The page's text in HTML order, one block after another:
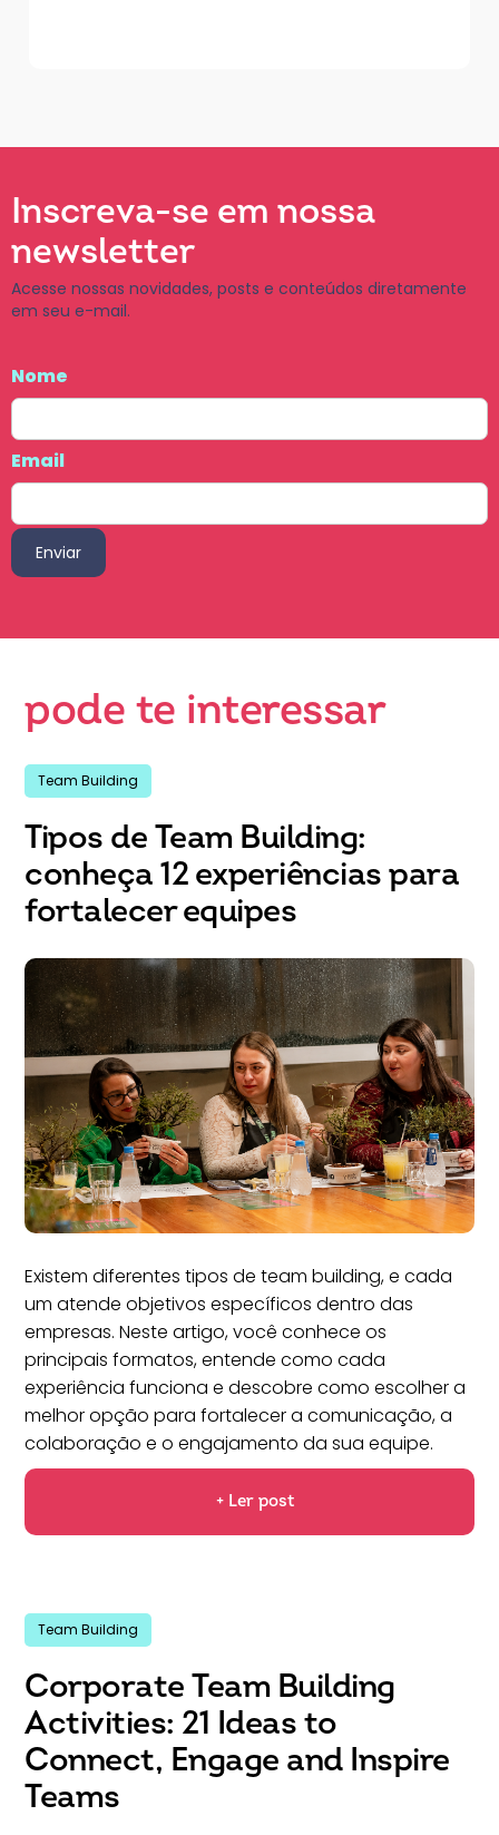
Inscreva-se em nossa
newsletter
Acesse nossas novidades, posts e conteúdos diretamente
em seu e-mail.
Nome
Email
pode te interessar
Team Building
Tipos de Team Building:
conheça 12 experiências para
fortalecer equipes
Existem diferentes tipos de team building, e cada
um atende objetivos específicos dentro das
empresas. Neste artigo, você conhece os
principais formatos, entende como cada
experiência funciona e descobre como escolher a
melhor opção para fortalecer a comunicação, a
colaboração e o engajamento da sua equipe.
+ Ler post
Team Building
Corporate Team Building
Activities: 21 Ideas to
Connect, Engage and Inspire
Teams